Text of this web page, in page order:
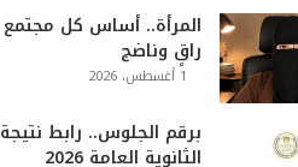
المرأة.. أساس كل مجتمع
راقٍ وناضج
1 أغسطس، 2026
برقم الجلوس.. رابط نتيجة
الثانوية العامة 2026